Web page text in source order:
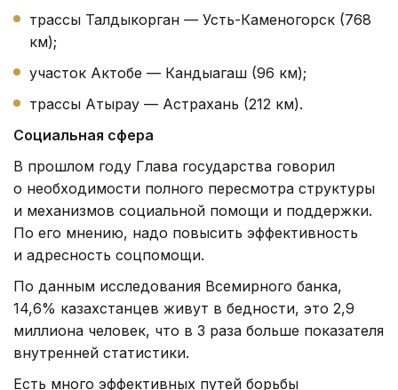
трассы Талдыкорган — Усть-Каменогорск (768
км);
участок Актобе — Кандыагаш (96 км);
трассы Атырау — Астрахань (212 км).
Социальная сфера
В прошлом году Глава государства говорил
о необходимости полного пересмотра структуры
и механизмов социальной помощи и поддержки.
По его мнению, надо повысить эффективность
и адресность соцпомощи.
По данным исследования Всемирного банка,
14,6% казахстанцев живут в бедности, это 2,9
миллиона человек, что в 3 раза больше показателя
внутренней статистики.
Есть много эффективных путей борьбы